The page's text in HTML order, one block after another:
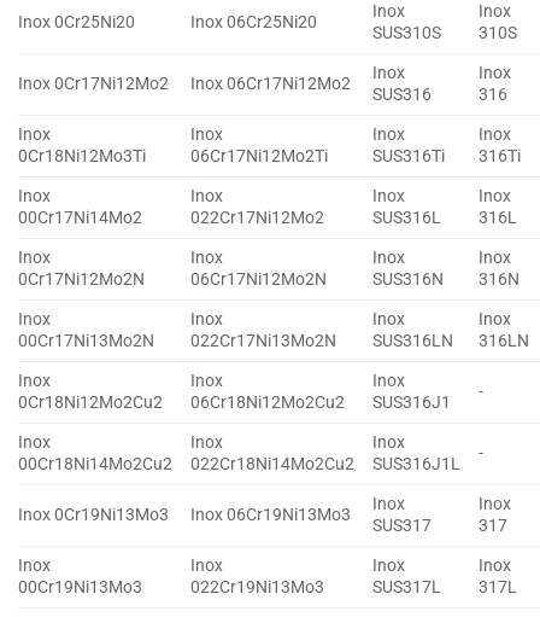
Inox 0Cr25Ni20 Inox 06Cr25Ni20
Inox
SUS310S
Inox
310S
Inox 0Cr17Ni12Mo2 Inox 06Cr17Ni12Mo2
Inox
SUS316
Inox
316
Inox
0Cr18Ni12Mo3Ti
Inox
06Cr17Ni12Mo2Ti
Inox
SUS316Ti
Inox
316Ti
Inox
00Cr17Ni14Mo2
Inox
022Cr17Ni12Mo2
Inox
SUS316L
Inox
316L
Inox
0Cr17Ni12Mo2N
Inox
06Cr17Ni12Mo2N
Inox
SUS316N
Inox
316N
Inox
00Cr17Ni13Mo2N
Inox
022Cr17Ni13Mo2N
Inox
SUS316LN
Inox
316LN
Inox
0Cr18Ni12Mo2Cu2
Inox
06Cr18Ni12Mo2Cu2
Inox
SUS316J1
-
Inox
00Cr18Ni14Mo2Cu2
Inox
022Cr18Ni14Mo2Cu2
Inox
SUS316J1L
-
Inox 0Cr19Ni13Mo3 Inox 06Cr19Ni13Mo3
Inox
SUS317
Inox
317
Inox
00Cr19Ni13Mo3
Inox
022Cr19Ni13Mo3
Inox
SUS317L
Inox
317L